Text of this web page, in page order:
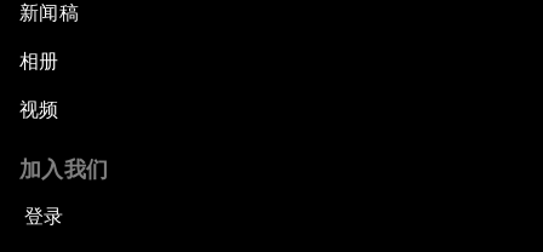
新闻稿
相册
视频
加入我们
登录